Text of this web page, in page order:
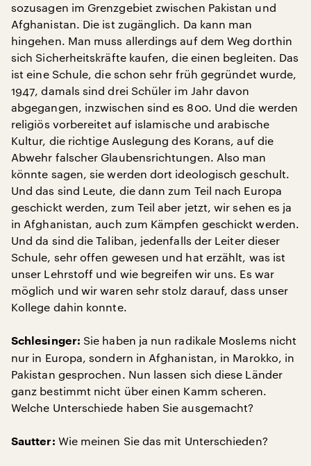
sozusagen im Grenzgebiet zwischen Pakistan und
Afghanistan. Die ist zugänglich. Da kann man
hingehen. Man muss allerdings auf dem Weg dorthin
sich Sicherheitskräfte kaufen, die einen begleiten. Das
ist eine Schule, die schon sehr früh gegründet wurde,
1947, damals sind drei Schüler im Jahr davon
abgegangen, inzwischen sind es 800. Und die werden
religiös vorbereitet auf islamische und arabische
Kultur, die richtige Auslegung des Korans, auf die
Abwehr falscher Glaubensrichtungen. Also man
könnte sagen, sie werden dort ideologisch geschult.
Und das sind Leute, die dann zum Teil nach Europa
geschickt werden, zum Teil aber jetzt, wir sehen es ja
in Afghanistan, auch zum Kämpfen geschickt werden.
Und da sind die Taliban, jedenfalls der Leiter dieser
Schule, sehr offen gewesen und hat erzählt, was ist
unser Lehrstoff und wie begreifen wir uns. Es war
möglich und wir waren sehr stolz darauf, dass unser
Kollege dahin konnte.
Schlesinger: Sie haben ja nun radikale Moslems nicht
nur in Europa, sondern in Afghanistan, in Marokko, in
Pakistan gesprochen. Nun lassen sich diese Länder
ganz bestimmt nicht über einen Kamm scheren.
Welche Unterschiede haben Sie ausgemacht?
Sautter: Wie meinen Sie das mit Unterschieden?